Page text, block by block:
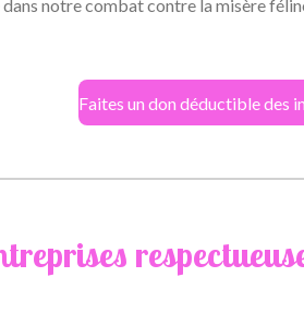
notre combat contre la misère
Faites un don déductible des